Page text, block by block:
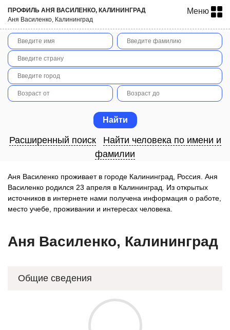
ПРОФИЛЬ АНЯ ВАСИЛЕНКО, КАЛИНИНГРАД
Аня Василенко, Калининград
Меню
Расширенный поиск
Найти человека по имени и
фамилии
Аня Василенко проживает в городе Калининград, Россия. Аня
Василенко родился 23 апреля в Калининград. Из открытых
источников в интернете нами получена информация о работе,
место учебе, проживании и интересах человека.
Аня Василенко, Калининград
Общие сведения